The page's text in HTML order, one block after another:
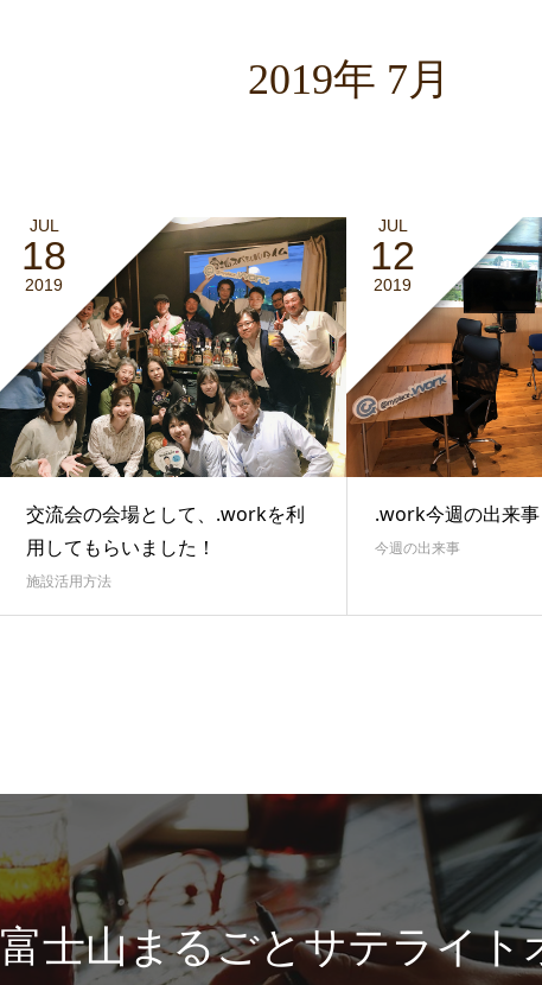
2019年 7月
JUL
18
2019
交流会の会場として、.workを利
用してもらいました！
施設活用方法
JUL
12
2019
.work今週の出来事
今週の出来事
富士山まるごとサテライト